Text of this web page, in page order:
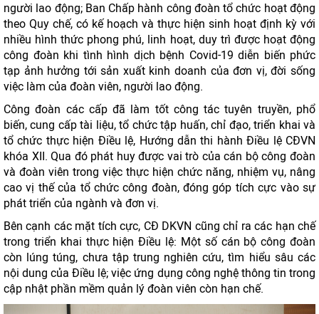
người lao động; Ban Chấp hành công đoàn tổ chức hoạt động
theo Quy chế, có kế hoạch và thực hiện sinh hoạt định kỳ với
nhiều hình thức phong phú, linh hoạt, duy trì được hoạt động
công đoàn khi tình hình dịch bệnh Covid-19 diễn biến phức
tạp ảnh hưởng tới sản xuất kinh doanh của đơn vị, đời sống
việc làm của đoàn viên, người lao động.
Công đoàn các cấp đã làm tốt công tác tuyên truyền, phổ
biến, cung cấp tài liệu, tổ chức tập huấn, chỉ đạo, triển khai và
tổ chức thực hiện Điều lệ, Hướng dẫn thi hành Điều lệ CĐVN
khóa XII. Qua đó phát huy được vai trò của cán bộ công đoàn
và đoàn viên trong việc thực hiện chức năng, nhiệm vụ, nâng
cao vị thế của tổ chức công đoàn, đóng góp tích cực vào sự
phát triển của ngành và đơn vị.
Bên cạnh các mặt tích cực, CĐ DKVN cũng chỉ ra các hạn chế
trong triển khai thực hiện Điều lệ: Một số cán bộ công đoàn
còn lúng túng, chưa tập trung nghiên cứu, tìm hiểu sâu các
nội dung của Điều lệ; việc ứng dụng công nghệ thông tin trong
cập nhật phần mềm quản lý đoàn viên còn hạn chế.